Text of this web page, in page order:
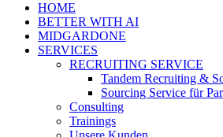
HOME
BETTER WITH AI
MIDGARDONE
SERVICES
RECRUITING SERVICE
Tandem Recruiting &
Sourcing Service für
Consulting
Trainings